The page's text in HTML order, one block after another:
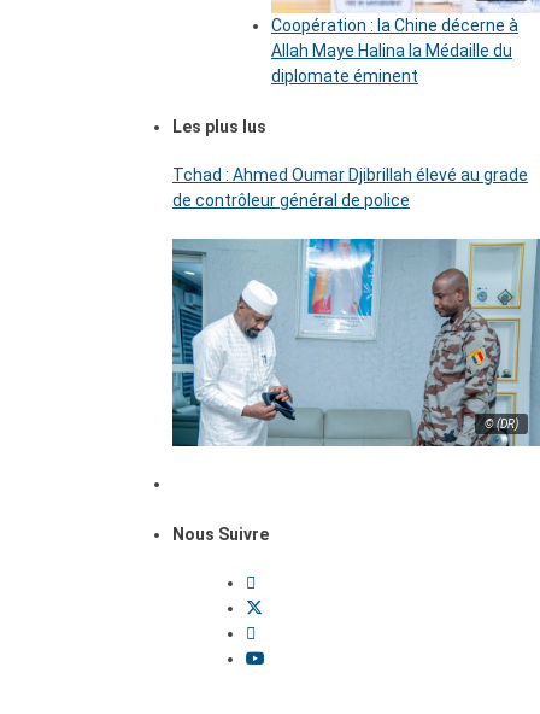
Coopération : la Chine décerne à
Allah Maye Halina la Médaille du
diplomate éminent
Les plus lus
Tchad : Ahmed Oumar Djibrillah élevé au grade
de contrôleur général de police
© (DR)
Nous Suivre